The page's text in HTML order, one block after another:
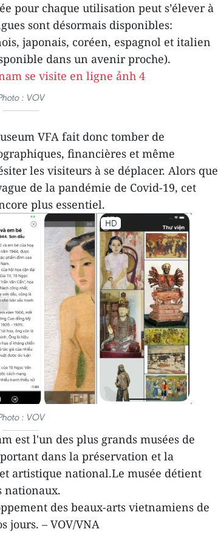
pour chaque utilisation peut s’élever à
sont désormais disponibles:
japonais, coréen, espagnol et italien
dans un avenir proche).
: VOV
VFA fait donc tomber de
financières et même
les visiteurs à se déplacer. Alors que
de la pandémie de Covid-19, cet
plus essentiel.
: VOV
est l'un des plus grands musées de
dans la préservation et la
artistique national.Le musée détient
nationaux.
des beaux-arts vietnamiens de
jours. – VOV/VNA